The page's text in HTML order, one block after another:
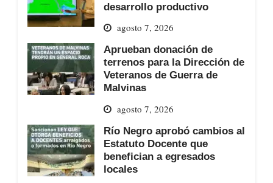
desarrollo productivo
agosto 7, 2026
Aprueban donación de
terrenos para la Dirección de
Veteranos de Guerra de
Malvinas
agosto 7, 2026
Río Negro aprobó cambios al
Estatuto Docente que
benefician a egresados
locales